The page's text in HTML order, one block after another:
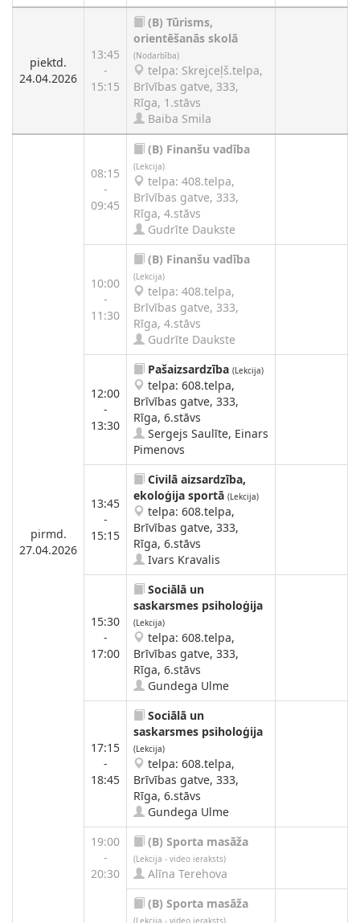
piektd.
24.04.2026
13:45
-
15:15
(B) Tūrisms,
orientēšanās skolā
(Nodarbība)
telpa: Skrejceļš.telpa,
Brīvības gatve, 333,
Rīga, 1.stāvs
Baiba Smila
pirmd.
27.04.2026
08:15
-
09:45
(B) Finanšu vadība
(Lekcija)
telpa: 408.telpa,
Brīvības gatve, 333,
Rīga, 4.stāvs
Gudrīte Daukste
10:00
-
11:30
(B) Finanšu vadība
(Lekcija)
telpa: 408.telpa,
Brīvības gatve, 333,
Rīga, 4.stāvs
Gudrīte Daukste
12:00
-
13:30
Pašaizsardzība (Lekcija)
telpa: 608.telpa,
Brīvības gatve, 333,
Rīga, 6.stāvs
Sergejs Saulīte, Einars
Pimenovs
13:45
-
15:15
Civilā aizsardzība,
ekoloģija sportā (Lekcija)
telpa: 608.telpa,
Brīvības gatve, 333,
Rīga, 6.stāvs
Ivars Kravalis
15:30
-
17:00
Sociālā un
saskarsmes psiholoģija
(Lekcija)
telpa: 608.telpa,
Brīvības gatve, 333,
Rīga, 6.stāvs
Gundega Ulme
17:15
-
18:45
Sociālā un
saskarsmes psiholoģija
(Lekcija)
telpa: 608.telpa,
Brīvības gatve, 333,
Rīga, 6.stāvs
Gundega Ulme
19:00
-
20:30
(B) Sporta masāža
(Lekcija - video ieraksts)
Alīna Terehova
(B) Sporta masāža
(Lekcija - video ieraksts)